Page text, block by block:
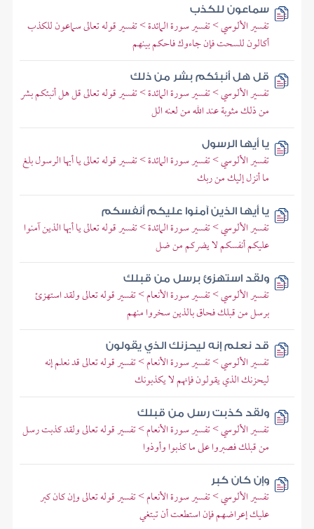
سماعون للكذب
تفسير الألوسي > تفسير سورة المائدة > تفسير قوله تعالى سماعون للكذب
أكالون للسحت فإن جاءوك فاحكم بينهم
قل هل أنبئكم بشر من ذلك
تفسير الألوسي > تفسير سورة المائدة > تفسير قوله تعالى قل هل أنبئكم بشر
من ذلك مثوبة عند الله من لعنه الل
يا أيها الرسول
تفسير الألوسي > تفسير سورة المائدة > تفسير قوله تعالى يا أيها الرسول بلغ
ما أنزل إليك من ربك
يا أيها الذين آمنوا عليكم أنفسكم
تفسير الألوسي > تفسير سورة المائدة > تفسير قوله تعالى يا أيها الذين آمنوا
عليكم أنفسكم لا يضركم من ضل
ولقد استهزئ برسل من قبلك
تفسير الألوسي > تفسير سورة الأنعام > تفسير قوله تعالى ولقد استهزئ
برسل من قبلك فحاق بالذين سخروا منهم
قد نعلم إنه ليحزنك الذي يقولون
تفسير الألوسي > تفسير سورة الأنعام > تفسير قوله تعالى قد نعلم إنه
ليحزنك الذي يقولون فإنهم لا يكذبونك
ولقد كذبت رسل من قبلك
تفسير الألوسي > تفسير سورة الأنعام > تفسير قوله تعالى ولقد كذبت رسل
من قبلك فصبروا على ما كذبوا وأوذوا
وإن كان كبر
تفسير الألوسي > تفسير سورة الأنعام > تفسير قوله تعالى وإن كان كبر
عليك إعراضهم فإن استطعت أن تبتغي